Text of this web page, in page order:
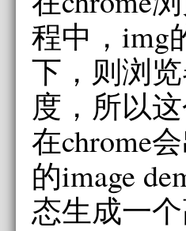
程中，img
下，则浏
度，所以
在chrome
的image
态生成一